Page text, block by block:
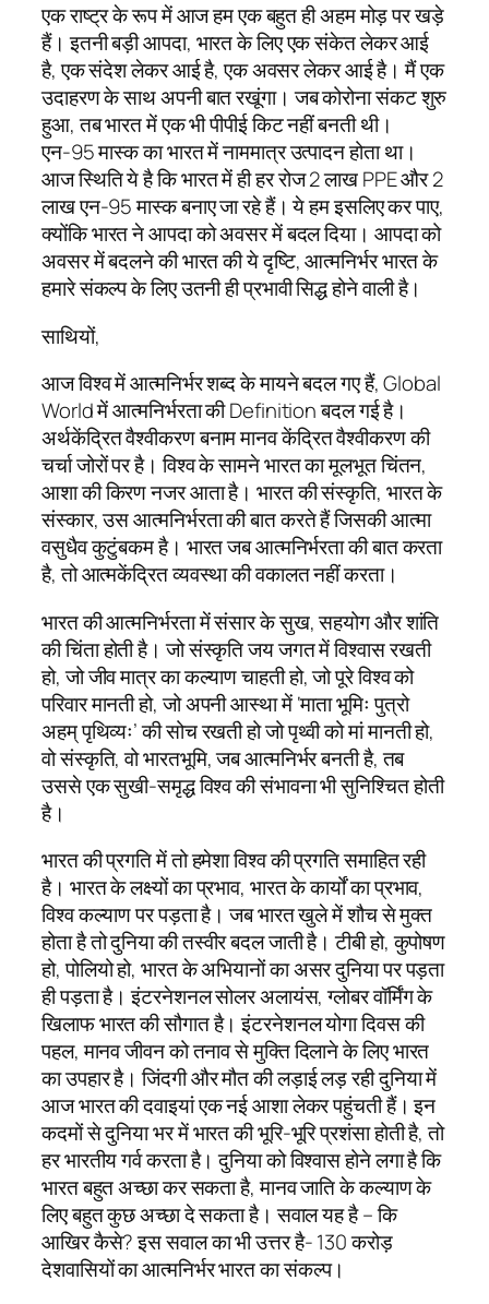
एक राष्ट्र के रूप में आज हम एक बहुत ही अहम मोड़ पर खड़े
हैं। इतनी बड़ी आपदा, भारत के लिए एक संकेत लेकर आई
है, एक संदेश लेकर आई है, एक अवसर लेकर आई है। मैं एक
उदाहरण के साथ अपनी बात रखूंगा। जब कोरोना संकट शुरु
हुआ, तब भारत में एक भी पीपीई किट नहीं बनती थी।
एन-95 मास्क का भारत में नाममात्र उत्पादन होता था।
आज स्थिति ये है कि भारत में ही हर रोज 2 लाख PPE और 2
लाख एन-95 मास्क बनाए जा रहे हैं। ये हम इसलिए कर पाए,
क्योंकि भारत ने आपदा को अवसर में बदल दिया। आपदा को
अवसर में बदलने की भारत की ये दृष्टि, आत्मनिर्भर भारत के
हमारे संकल्प के लिए उतनी ही प्रभावी सिद्ध होने वाली है।
साथियों,
आज विश्व में आत्मनिर्भर शब्द के मायने बदल गए हैं, Global
World में आत्मनिर्भरता की Definition बदल गई है।
अर्थकेंद्रित वैश्वीकरण बनाम मानव केंद्रित वैश्वीकरण की
चर्चा जोरों पर है। विश्व के सामने भारत का मूलभूत चिंतन,
आशा की किरण नजर आता है। भारत की संस्कृति, भारत के
संस्कार, उस आत्मनिर्भरता की बात करते हैं जिसकी आत्मा
वसुधैव कुटुंबकम है। भारत जब आत्मनिर्भरता की बात करता
है, तो आत्मकेंद्रित व्यवस्था की वकालत नहीं करता।
भारत की आत्मनिर्भरता में संसार के सुख, सहयोग और शांति
की चिंता होती है। जो संस्कृति जय जगत में विश्वास रखती
हो, जो जीव मात्र का कल्याण चाहती हो, जो पूरे विश्व को
परिवार मानती हो, जो अपनी आस्था में ‘माता भूमिः पुत्रो
अहम् पृथिव्यः’ की सोच रखती हो जो पृथ्वी को मां मानती हो,
वो संस्कृति, वो भारतभूमि, जब आत्मनिर्भर बनती है, तब
उससे एक सुखी-समृद्ध विश्व की संभावना भी सुनिश्चित होती
है।
भारत की प्रगति में तो हमेशा विश्व की प्रगति समाहित रही
है। भारत के लक्ष्यों का प्रभाव, भारत के कार्यों का प्रभाव,
विश्व कल्याण पर पड़ता है। जब भारत खुले में शौच से मुक्त
होता है तो दुनिया की तस्वीर बदल जाती है। टीबी हो, कुपोषण
हो, पोलियो हो, भारत के अभियानों का असर दुनिया पर पड़ता
ही पड़ता है। इंटरनेशनल सोलर अलायंस, ग्लोबर वॉर्मिंग के
खिलाफ भारत की सौगात है। इंटरनेशनल योगा दिवस की
पहल, मानव जीवन को तनाव से मुक्ति दिलाने के लिए भारत
का उपहार है। जिंदगी और मौत की लड़ाई लड़ रही दुनिया में
आज भारत की दवाइयां एक नई आशा लेकर पहुंचती हैं। इन
कदमों से दुनिया भर में भारत की भूरि-भूरि प्रशंसा होती है, तो
हर भारतीय गर्व करता है। दुनिया को विश्वास होने लगा है कि
भारत बहुत अच्छा कर सकता है, मानव जाति के कल्याण के
लिए बहुत कुछ अच्छा दे सकता है। सवाल यह है – कि
आखिर कैसे? इस सवाल का भी उत्तर है- 130 करोड़
देशवासियों का आत्मनिर्भर भारत का संकल्प।